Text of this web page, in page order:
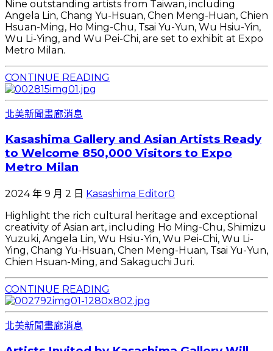
Nine outstanding artists from Taiwan, including
Angela Lin, Chang Yu-Hsuan, Chen Meng-Huan, Chien
Hsuan-Ming, Ho Ming-Chu, Tsai Yu-Yun, Wu Hsiu-Yin,
Wu Li-Ying, and Wu Pei-Chi, are set to exhibit at Expo
Metro Milan.
CONTINUE READING
北美新聞畫廊消息
Kasashima Gallery and Asian Artists Ready
to Welcome 850,000 Visitors to Expo
Metro Milan
2024 年 9 月 2 日 Kasashima Editor0
Highlight the rich cultural heritage and exceptional
creativity of Asian art, including Ho Ming-Chu, Shimizu
Yuzuki, Angela Lin, Wu Hsiu-Yin, Wu Pei-Chi, Wu Li-
Ying, Chang Yu-Hsuan, Chen Meng-Huan, Tsai Yu-Yun,
Chien Hsuan-Ming, and Sakaguchi Juri.
CONTINUE READING
北美新聞畫廊消息